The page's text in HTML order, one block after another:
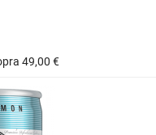
49,00 €